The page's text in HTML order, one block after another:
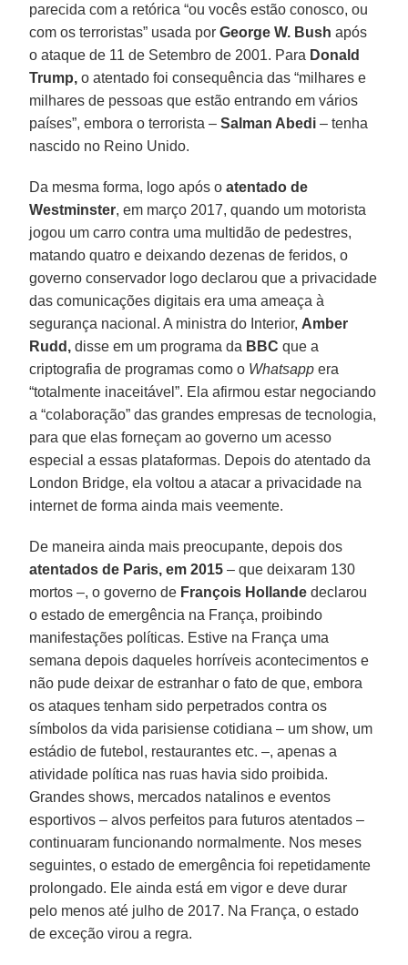
parecida com a retórica “ou vocês estão conosco, ou
com os terroristas” usada porGeorge W. Bush após
o ataque de 11 de Setembro de 2001. Para Donald
Trump, o atentado foi consequência das “milhares e
milhares de pessoas que estão entrando em vários
países”, embora o terrorista –Salman Abedi – tenha
nascido no Reino Unido.
Da mesma forma, logo após oatentado de
Westminster, em março 2017, quando um motorista
jogou um carro contra uma multidão de pedestres,
matando quatro e deixando dezenas de feridos, o
governo conservador logo declarou que a privacidade
das comunicações digitais era uma ameaça à
segurança nacional. A ministra do Interior, Amber
Rudd, disse em um programa da BBC que a
criptografia de programas como o Whatsapp era
“totalmente inaceitável”. Ela afirmou estar negociando
a “colaboração” das grandes empresas de tecnologia,
para que elas forneçam ao governo um acesso
especial a essas plataformas. Depois do atentado da
London Bridge, ela voltou a atacar a privacidade na
internet de forma ainda mais veemente.
De maneira ainda mais preocupante, depois dos
atentados de Paris, em 2015 – que deixaram 130
mortos –, o governo de François Hollande declarou
o estado de emergência na França, proibindo
manifestações políticas. Estive na França uma
semana depois daqueles horríveis acontecimentos e
não pude deixar de estranhar o fato de que, embora
os ataques tenham sido perpetrados contra os
símbolos da vida parisiense cotidiana – um show, um
estádio de futebol, restaurantes etc. –, apenas a
atividade política nas ruas havia sido proibida.
Grandes shows, mercados natalinos e eventos
esportivos – alvos perfeitos para futuros atentados –
continuaram funcionando normalmente. Nos meses
seguintes, o estado de emergência foi repetidamente
prolongado. Ele ainda está em vigor e deve durar
pelo menos até julho de 2017. Na França, o estado
de exceção virou a regra.